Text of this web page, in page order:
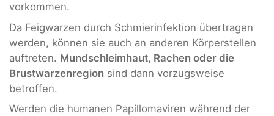
vorkommen.
Da Feigwarzen durch Schmierinfektion übertragen
werden, können sie auch an anderen Körperstellen
auftreten. Mundschleimhaut, Rachen oder die
Brustwarzenregion sind dann vorzugsweise
betroffen.
Werden die humanen Papillomaviren während der